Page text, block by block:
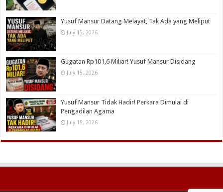
Yusuf Mansur Datang Melayat, Tak Ada yang Meliput
July 15, 2026
Gugatan Rp101,6 Miliar! Yusuf Mansur Disidang
July 15, 2026
Yusuf Mansur Tidak Hadir! Perkara Dimulai di
Pengadilan Agama
July 15, 2026